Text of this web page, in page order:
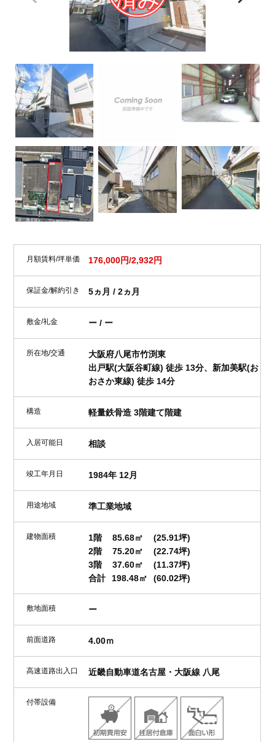
月額賃料/坪単価 176,000円/2,932円
保証金/解約引き 5ヵ月 / 2ヵ月
敷金/礼金 ー / ー
所在地/交通
大阪府八尾市竹渕東
出戸駅(大阪谷町線) 徒歩 13分、新加美駅(お
おさか東線) 徒歩 14分
構造 軽量鉄骨造 3階建て階建
入居可能日 相談
竣工年月日 1984年 12月
用途地域 準工業地域
建物面積 1階 85.68㎡
(25.91坪)
2階
75.20㎡
(22.74坪)
3階
37.60㎡
(11.37坪)
合計
198.48㎡ (60.02坪)
敷地面積 ー
前面道路 4.00ｍ
高速道路出入口 近畿自動車道名古屋・大阪線 八尾
付帯設備